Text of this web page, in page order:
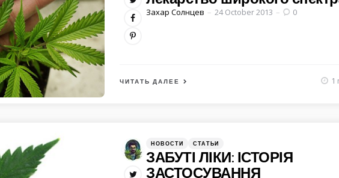
Posted
Захар Солнцев 24 October 2013 0
ЧИТАТЬ ДАЛЕЕ 1
Категории
Posted
НОВОСТИ СТАТЬИ
ЗАБУТІ ЛІКИ: ІСТОРІЯ
ЗАСТОСУВАННЯ